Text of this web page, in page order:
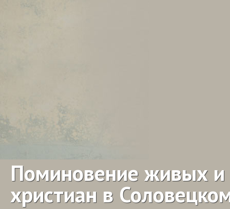
Поминовение живых
христиан в